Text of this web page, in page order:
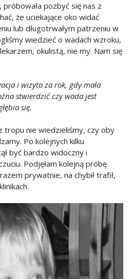
pozbyć się nas z
że uciekające oko widać
lub długotrwałym patrzeniu w
wiedzieć o wadach wzroku,
okulistą, nie my. Nam się
i wizyta za rok, gdy mała
stwierdzić czy wada jest
się.
tropu nie wiedzieliśmy, czy oby
Po kolejnych kilku
być bardzo widoczny i
Podjęłam kolejną próbę
prywatnie, na chybił trafił,